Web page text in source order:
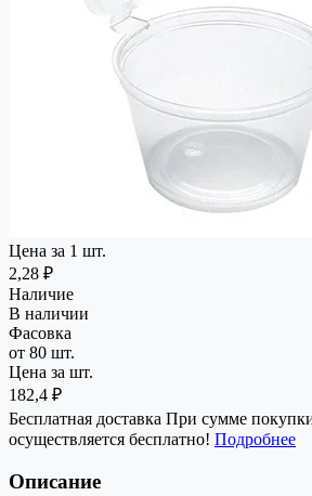
Цена за 1 шт.
2,28 ₽
Наличие
В наличии
Фасовка
от 80 шт.
Цена за шт.
182,4 ₽
Бесплатная доставка При сумме
осуществляется бесплатно! Подробнее
Описание